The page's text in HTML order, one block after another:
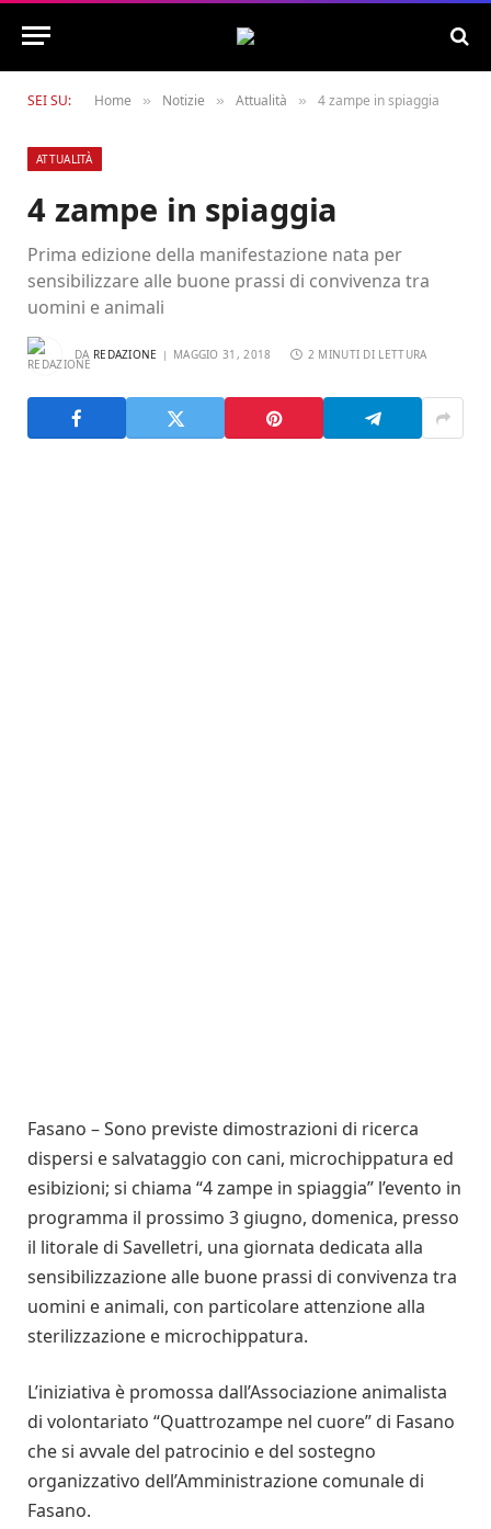
SEI SU: Home » Notizie » Attualità » 4 zampe in spiaggia
ATTUALITÀ
4 zampe in spiaggia
Prima edizione della manifestazione nata per
sensibilizzare alle buone prassi di convivenza tra
uomini e animali
DA REDAZIONE MAGGIO 31, 2018 2 MINUTI DI LETTURA
Fasano – Sono previste dimostrazioni di ricerca
dispersi e salvataggio con cani, microchippatura ed
esibizioni; si chiama “4 zampe in spiaggia” l’evento in
programma il prossimo 3 giugno, domenica, presso
il litorale di Savelletri, una giornata dedicata alla
sensibilizzazione alle buone prassi di convivenza tra
uomini e animali, con particolare attenzione alla
sterilizzazione e microchippatura.
L’iniziativa è promossa dall’Associazione animalista
di volontariato “Quattrozampe nel cuore” di Fasano
che si avvale del patrocinio e del sostegno
organizzativo dell’Amministrazione comunale di
Fasano.